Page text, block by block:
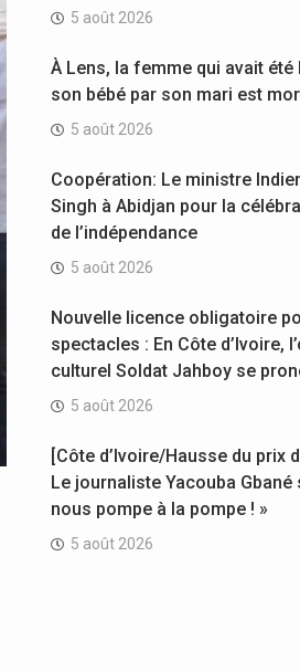
5 août 2026
À Lens, la femme qui avait été
son bébé par son mari est
5 août 2026
Coopération: Le ministre
Singh à Abidjan pour la
de l’indépendance
5 août 2026
Nouvelle licence obligatoire
spectacles : En Côte d’Ivoire,
culturel Soldat Jahboy se
5 août 2026
[Côte d’Ivoire/Hausse du prix
Le journaliste Yacouba Gbané
nous pompe à la pompe ! »
5 août 2026